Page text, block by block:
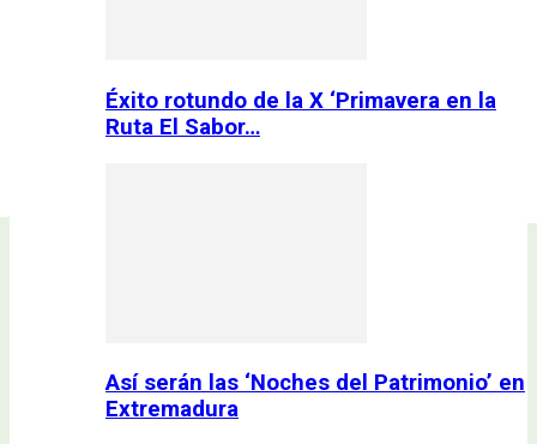
Éxito rotundo de la X ‘Primavera en la
Ruta El Sabor…
Así serán las ‘Noches del Patrimonio’ en
Extremadura